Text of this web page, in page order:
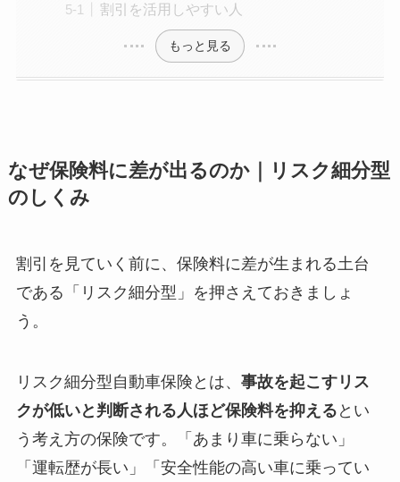
割引を活用しやすい人
もっと見る
なぜ保険料に差が出るのか｜リスク細分型
のしくみ
割引を見ていく前に、保険料に差が生まれる土台
である「リスク細分型」を押さえておきましょ
う。
リスク細分型自動車保険とは、 事故を起こすリス
クが低いと判断される人ほど保険料を抑える とい
う考え方の保険です。「あまり車に乗らない」
「運転歴が長い」「安全性能の高い車に乗ってい